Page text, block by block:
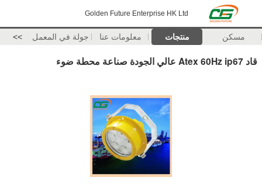
Golden Future Enterprise HK Ltd
مسكن منتجات معلومات عنا جولة في المعمل >>
قاد Atex 60Hz ip67 عالي الجودة صناعة محطة ضوء